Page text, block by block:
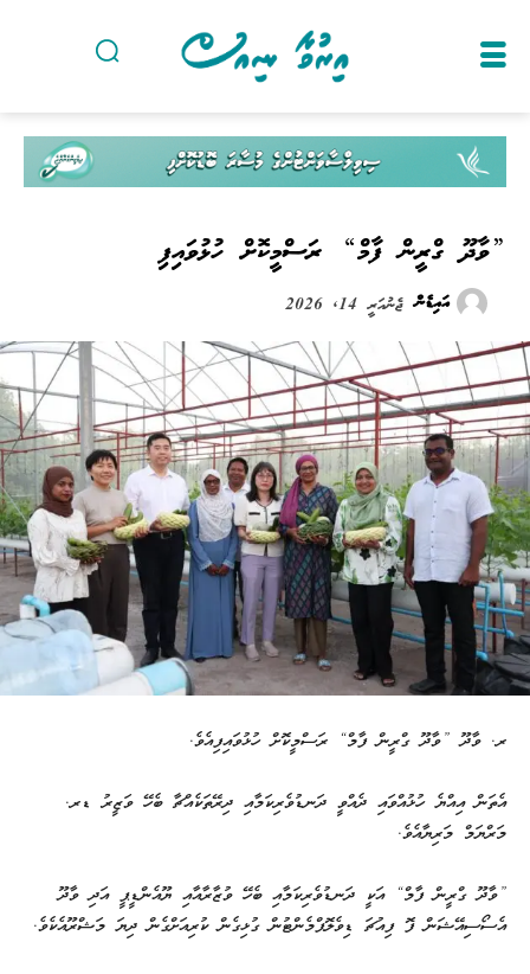
”ވާދޫ ގްރީން ފާމް“ ރަސްމީކޮށް ހުޅުވައިފި
އައިޑެން ޖެނުއަރީ 14, 2026
ރ. ވާދޫ ”ވާދޫ ގްރީން ފާމް“ ރަސްމީކޮށް ހުޅުވައިފިއެވެ.
އެތަން އިއްޔެ ހުޅުއްވައި ދެއްވީ ދަނޑުވެރިކަމާއި ދިރޭތަކެއްޗާ ބެހޭ ވަޒީރު ޑރ.
މަރްޔަމް މަރިޔާއެވެ.
”ވާދޫ ގްރީން ފާމް“ އަކީ ދަނޑުވެރިކަމާއި ބެހޭ ވުޒާރާއާއި ޔޫއެންޑީޕީ އަދި ވާދޫ
އެސޯސިއޭޝަން ފޮ ފިއުޗަ ޑިވެލޮޕްމެންޓުން ގުޅިގެން ކުރިއަށްގެން ދިޔަ މަޝްރޫއެކެވެ.